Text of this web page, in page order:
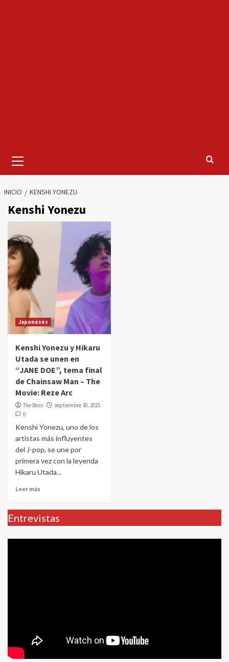
primario
INICIO KENSHI YONEZU
Kenshi Yonezu
Japoneses
Kenshi Yonezu y Hikaru
Utada se unen en
“JANE DOE”, tema final
de Chainsaw Man – The
Movie: Reze Arc
The Boss
septiembre 30, 2025
0
Kenshi Yonezu, uno de los
artistas más influyentes
del J-pop, se une por
primera vez con la leyenda
Hikaru Utada...
Leer más
Entrevistas